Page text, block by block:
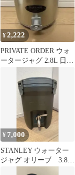
¥2,222
PRIVATE ORDER ウォ
ータージャグ 2.8L 日本
¥ 7,000
STANLEY ウォーター
ジャグ オリーブ 3.8リ